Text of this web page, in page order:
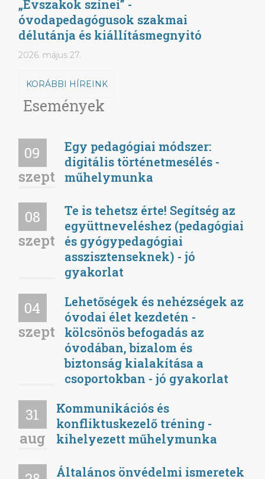
„Évszakok színei” -
óvodapedagógusok szakmai
délutánja és kiállításmegnyitó
2026. május 27.
KORÁBBI HÍREINK
Események
09
szept
Egy pedagógiai módszer:
digitális történetmesélés -
műhelymunka
08
szept
Te is tehetsz érte! Segítség az
együttneveléshez (pedagógiai
és gyógypedagógiai
asszisztenseknek) - jó
gyakorlat
04
szept
Lehetőségek és nehézségek az
óvodai élet kezdetén -
kölcsönös befogadás az
óvodában, bizalom és
biztonság kialakítása a
csoportokban - jó gyakorlat
31
aug
Kommunikációs és
konfliktuskezelő tréning -
kihelyezett műhelymunka
Általános önvédelmi ismeretek